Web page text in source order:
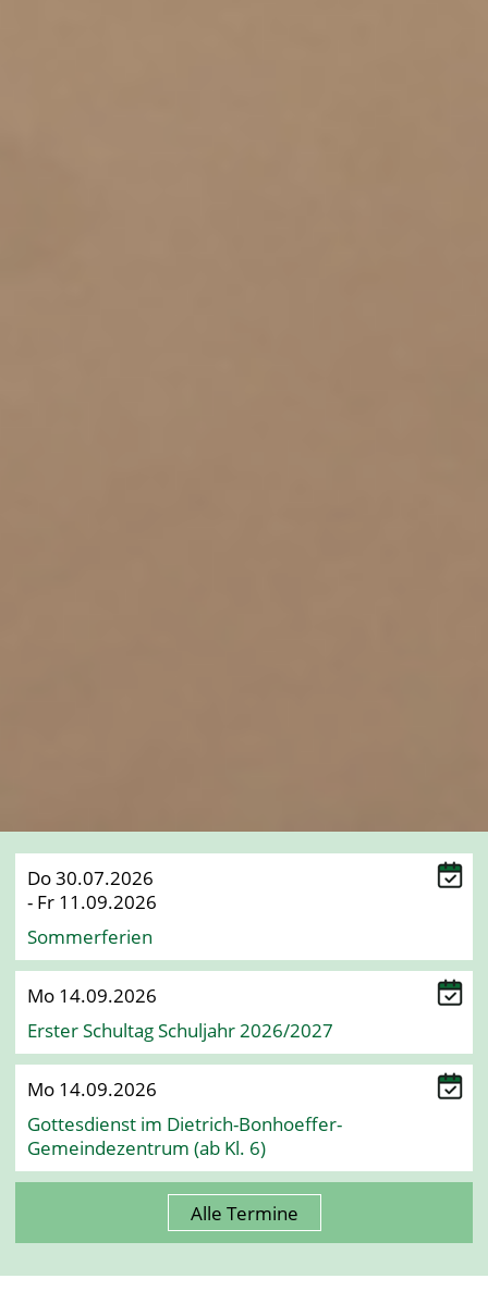
Do 30.07.2026
- Fr 11.09.2026
Sommerferien
Mo 14.09.2026
Erster Schultag Schuljahr 2026/2027
Mo 14.09.2026
Gottesdienst im Dietrich-Bonhoeffer-
Gemeindezentrum (ab Kl. 6)
Alle Termine